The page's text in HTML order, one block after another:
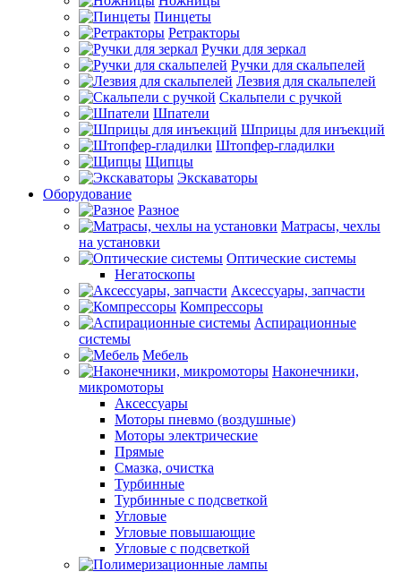
Пинцеты
Ретракторы
Ручки для зеркал
Ручки для скальпелей
Лезвия для скальпелей
Скальпели с ручкой
Шпатели
Шприцы для инъекций
Штопфер-гладилки
Щипцы
Экскаваторы
Оборудование
Разное
Матрасы, чехлы
на установки
Оптические системы
Негатоскопы
Аксессуары, запчасти
Компрессоры
Аспирационные
системы
Мебель
Наконечники,
микромоторы
Аксессуары
Моторы пневмо (воздушные)
Моторы электрические
Прямые
Смазка, очистка
Турбинные
Турбинные с подсветкой
Угловые
Угловые повышающие
Угловые с подсветкой